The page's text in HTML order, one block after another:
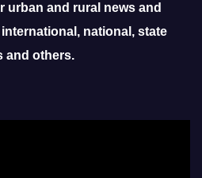
urban and rural news and
national, state
and others.